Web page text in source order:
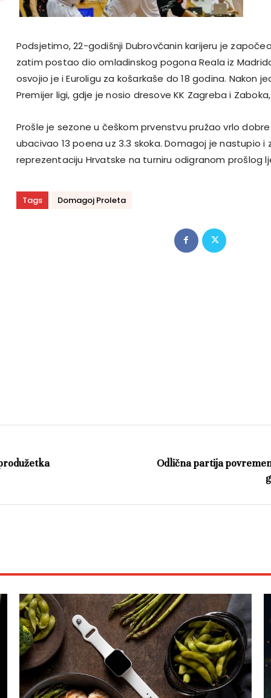
Podsjetimo, 22-godišnji Dubrovčanin karijeru je
zatim postao dio omladinskog pogona Reala iz
osvojio je i Euroligu za košarkaše do 18 godina. Nakon
Premijer ligi, gdje je nosio dresove KK Zagreba i
Prošle je sezone u češkom prvenstvu pružao vrlo
ubacivao 13 poena uz 3.3 skoka. Domagoj je nastupio i
reprezentaciju Hrvatske na turniru odigranom prošlog
Tags Domagoj Proleta
Odlična partija